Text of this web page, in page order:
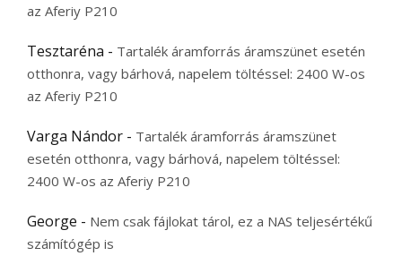
az Aferiy P210
Tesztaréna - Tartalék áramforrás áramszünet esetén
otthonra, vagy bárhová, napelem töltéssel: 2400 W-os
az Aferiy P210
Varga Nándor - Tartalék áramforrás áramszünet
esetén otthonra, vagy bárhová, napelem töltéssel:
2400 W-os az Aferiy P210
George - Nem csak fájlokat tárol, ez a NAS teljesértékű
számítógép is